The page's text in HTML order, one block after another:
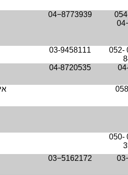
04−8773939
052-
03-9458111
04-8720535
050-
03−5162172